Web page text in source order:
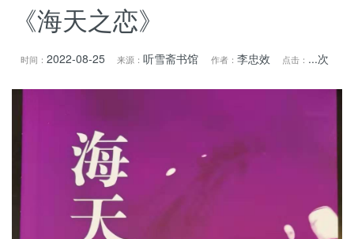
《海天之恋》
时间：2022-08-25 来源：听雪斋书馆 作者： 李忠效 点击： ...次